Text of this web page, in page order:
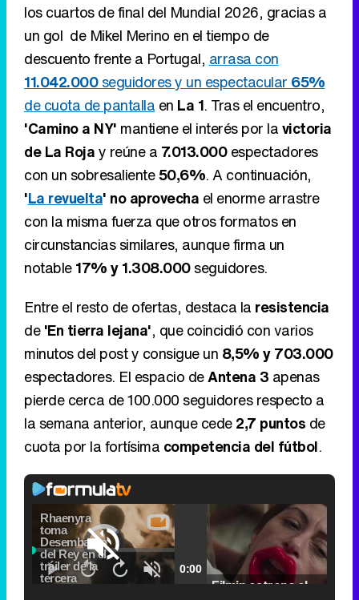
los cuartos de final del Mundial 2026, gracias a
un gol de Mikel Merino en el tiempo de
descuento frente a Portugal, arrasa con
11.042.000seguidores y un espectacular 65%
de cuota de pantalla en La 1. Tras el encuentro,
'Camino a NY' mantiene el interés por lavictoria
de La Rojay reúne a 7.013.000espectadores
con un sobresaliente50,6%. A continuación,
'La revuelta' no aprovecha el enorme arrastre
con la misma fuerza que otros formatos en
circunstancias similares, aunque firma un
notable17% y 1.308.000seguidores.
Entre el resto de ofertas, destaca la resistencia
de'En tierra lejana', que coincidió con varios
minutos del post y consigue un 8,5% y 703.000
espectadores. El espacio deAntena 3 apenas
pierde cerca de 100.000 seguidores respecto a
la semana anterior, aunque cede2,7 puntos de
cuota por la fortísima competencia del fútbol.
Pause
Seek
back
Seek
Unmute Current
0:00 / Duration
2:24
Loaded:
5.31%
Remaining
2:24
Picture-
in-